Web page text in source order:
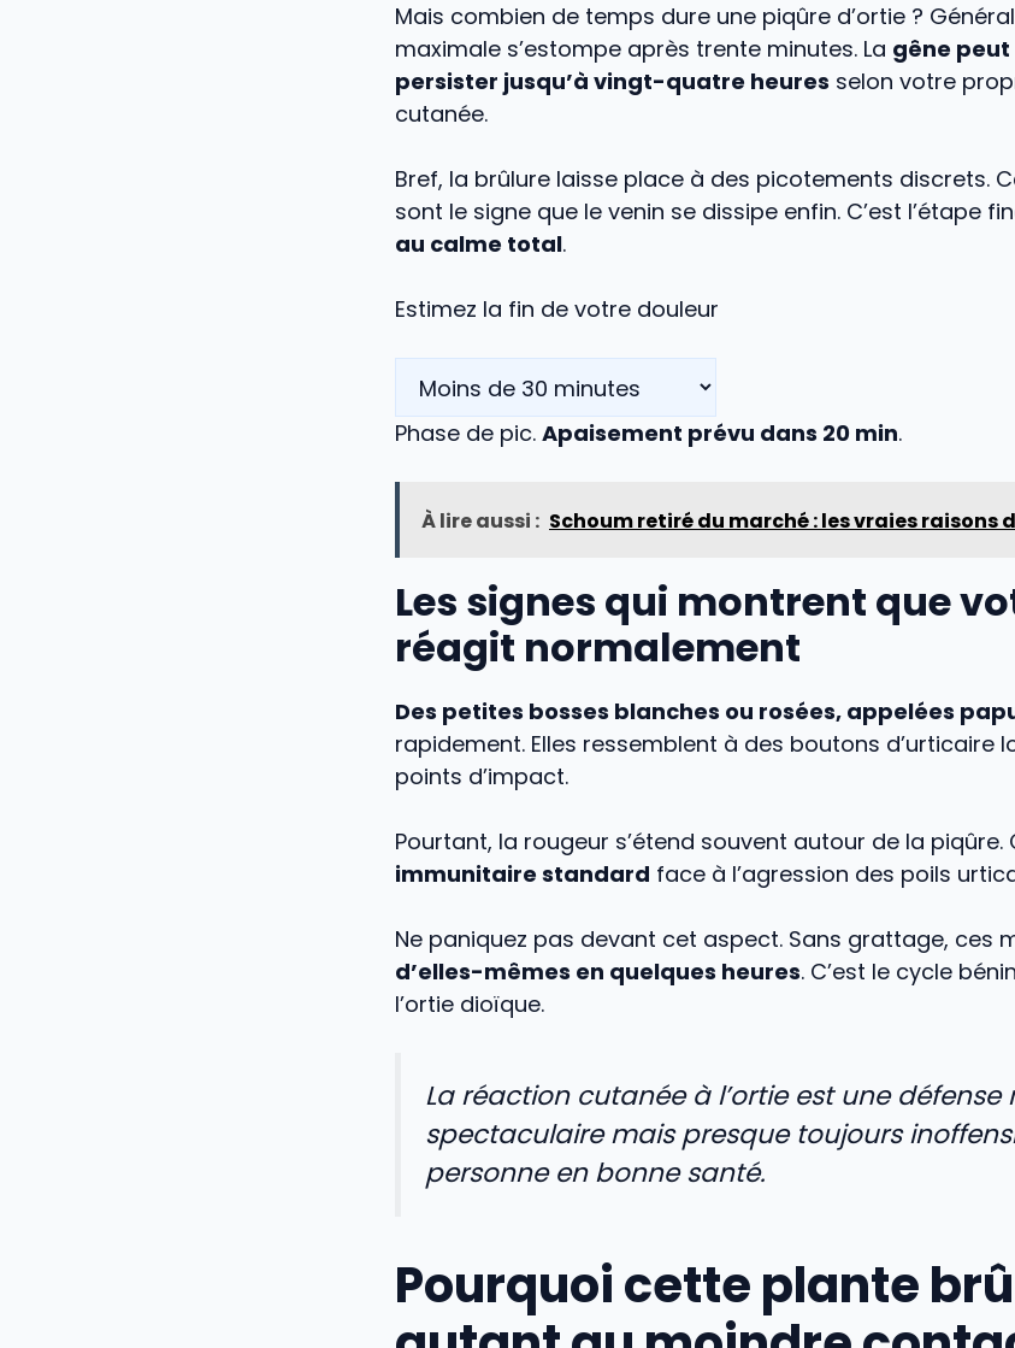
Mais combien de temps dure une piqûre d’ortie ?
maximale s’estompe après trente minutes. La gêne
persister jusqu’à vingt-quatre heures selon votre
cutanée.
Bref, la brûlure laisse place à des picotements discrets.
sont le signe que le venin se dissipe enfin. C’est l’étape
au calme total.
Estimez la fin de votre douleur
Phase de pic. Apaisement prévu dans 20 min.
À lire aussi : Schoum retiré du marché : les vraies raisons
Les signes qui montrent que
réagit normalement
Des petites bosses blanches ou rosées, appelées
rapidement. Elles ressemblent à des boutons d’urticaire
points d’impact.
Pourtant, la rougeur s’étend souvent autour de la piqûre.
immunitaire standard face à l’agression des poils
Ne paniquez pas devant cet aspect. Sans grattage, ces
d’elles-mêmes en quelques heures. C’est le cycle
l’ortie dioïque.
La réaction cutanée à l’ortie est une défense
spectaculaire mais presque toujours
personne en bonne santé.
Pourquoi cette plante